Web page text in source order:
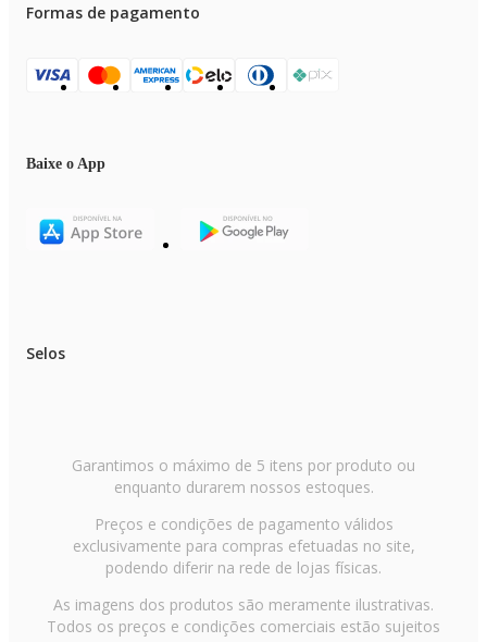
Formas de pagamento
Baixe o App
Selos
Garantimos o máximo de 5 itens por produto ou
enquanto durarem nossos estoques.
Preços e condições de pagamento válidos
exclusivamente para compras efetuadas no site,
podendo diferir na rede de lojas físicas.
As imagens dos produtos são meramente ilustrativas.
Todos os preços e condições comerciais estão sujeitos